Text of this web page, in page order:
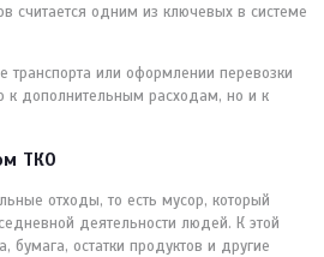
считается одним из ключевых в системе
транспорта или оформлении перевозки
к дополнительным расходам, но и к
ТКО
отходы, то есть мусор, который
деятельности людей. К этой
бумага, остатки продуктов и другие